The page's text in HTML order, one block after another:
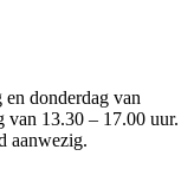
donderdag van
van 13.30 – 17.00 uur.
aanwezig.